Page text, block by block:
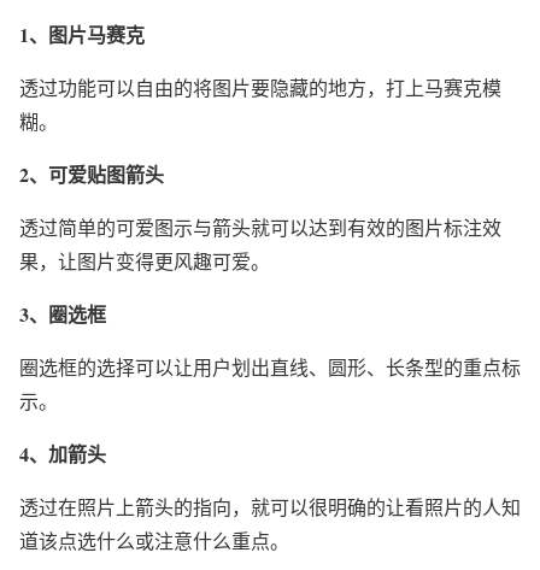
1、图片马赛克
透过功能可以自由的将图片要隐藏的地方，打上马赛克模
糊。
2、可爱贴图箭头
透过简单的可爱图示与箭头就可以达到有效的图片标注效
果，让图片变得更风趣可爱。
3、圈选框
圈选框的选择可以让用户划出直线、圆形、长条型的重点标
示。
4、加箭头
透过在照片上箭头的指向，就可以很明确的让看照片的人知
道该点选什么或注意什么重点。